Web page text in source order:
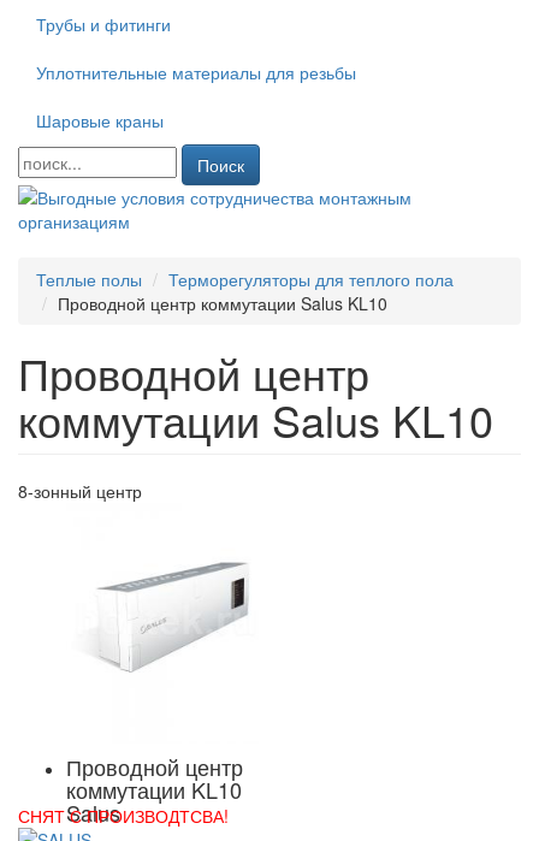
Трубы и фитинги
Уплотнительные материалы для резьбы
Шаровые краны
Поиск
Теплые полы
Терморегуляторы для теплого пола
Проводной центр коммутации Salus KL10
Проводной центр
коммутации Salus KL10
8-зонный центр
Проводной центр
коммутации KL10
Salus
СНЯТ С ПРОИЗВОДТСВА!